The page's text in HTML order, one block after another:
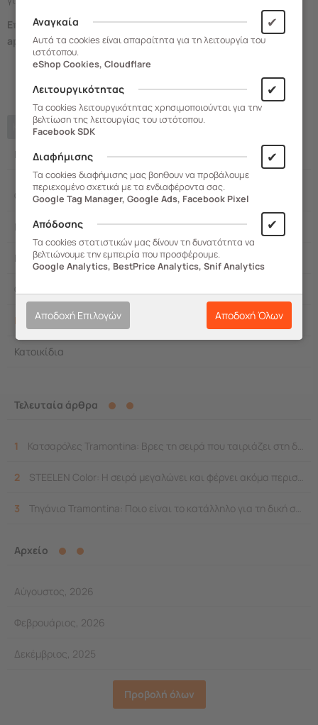
Επισκεφτείτε την κατηγορίαΕπαγγελματικά – Σκάλες
στο
apothiki365.gr και επιλέξτε τη λύση που ταιριάζει σε εσάς!
Κεντρική σελίδα
Κατηγορίες Blog
Οργάνωση
Μπάνιο
Κήπος
Οικιακά
Επαγγελματικά
Κατοικίδια
Τελευταία άρθρα
1 Κατσαρόλες Tramontina: Βρες τη σειρά που ταιριάζει στη δική σου κουζίνα
2 STEELEN Color: Η σειρά μεγαλώνει και φέρνει ακόμα περισσότερο χρώμα στο σπίτι
3 Τηγάνια Tramontina: Ποιο είναι το κατάλληλο για τη δική σας κουζίνα;
Αρχείο
Αύγουστος, 2026
Φεβρουάριος, 2026
Δεκέμβριος, 2025
Προβολή όλων
Αναγκαία ✔
Αυτά τα cookies είναι απαραίτητα για τη λειτουργία του
ιστότοπου.
eShop Cookies, Cloudflare
Λειτουργικότητας ✔
Τα cookies λειτουργικότητας χρησιμοποιούνται για την
βελτίωση της λειτουργίας του ιστότοπου.
Facebook SDK
Διαφήμισης ✔
Τα cookies διαφήμισης μας βοηθουν να προβάλουμε
περιεχομένο σχετικά με τα ενδιαφέροντα σας.
Google Tag Manager, Google Ads, Facebook Pixel
Απόδοσης ✔
Τα cookies στατιστικών μας δίνουν τη δυνατότητα να
βελτιώνουμε την εμπειρία που προσφέρουμε.
Google Analytics, BestPrice Analytics, Snif Analytics
Αποδοχή Επιλογών Αποδοχή Όλων